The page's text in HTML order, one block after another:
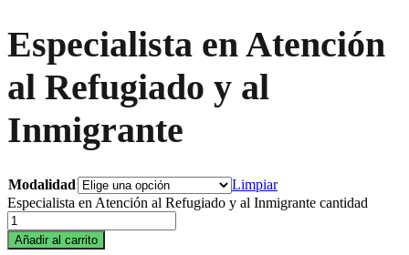
Especialista en Atención
al Refugiado y al
Inmigrante
Modalidad
Limpiar
Especialista en Atención al Refugiado y al Inmigrante cantidad
Añadir al carrito